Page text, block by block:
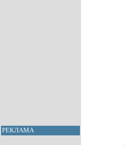
РЕКЛАМА